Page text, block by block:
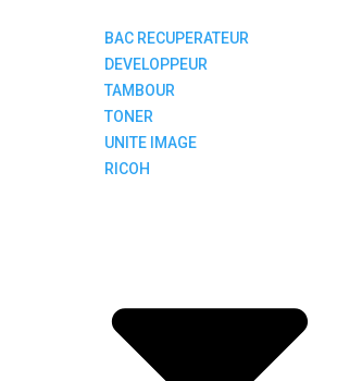
BAC RECUPERATEUR
DEVELOPPEUR
TAMBOUR
TONER
UNITE IMAGE
RICOH